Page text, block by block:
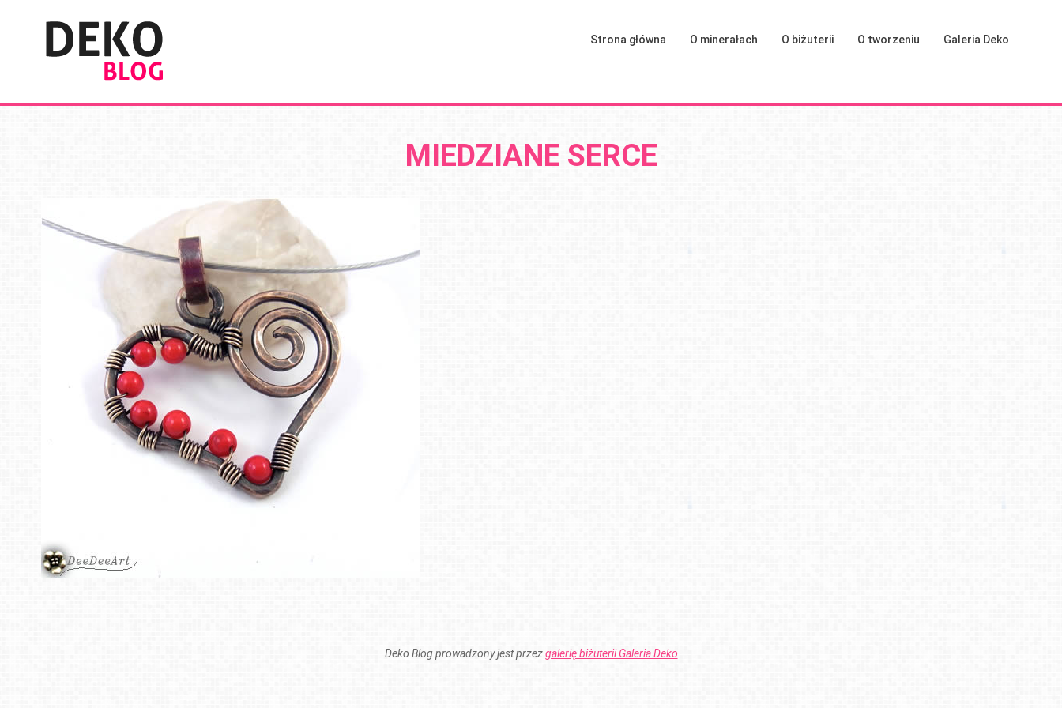
Strona główna O minerałach O biżuterii O tworzeniu Galeria Deko
MIEDZIANE SERCE
Deko Blog prowadzony jest przezgalerię biżuterii Galeria Deko